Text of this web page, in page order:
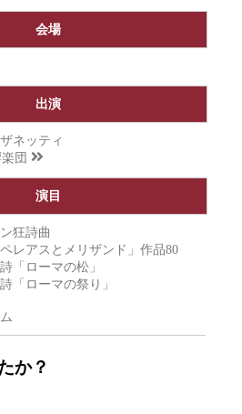
会場
出演
ネッティ
団
演目
狂詩曲
レアスとメリザンド」作品80
「ローマの松」
「ローマの祭り」
ム
か？